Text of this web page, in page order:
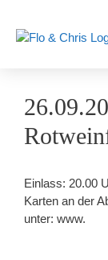
Einlass: 20.00
Karten an der
unter: www.